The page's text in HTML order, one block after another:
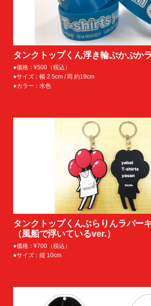
タンクトップくん浮き輪ぷかぷか
●価格：¥500（税込）
●サイズ：幅 2.5cm / 周 約19cm
●カラー：水色
タンクトップくんぶらりんラバー
（風船で浮いているver.）
●価格：¥700（税込）
●サイズ：縦 10cm